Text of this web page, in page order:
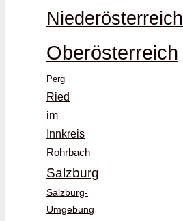
Niederösterreich
Oberösterreich
Perg
Ried
im
Innkreis
Rohrbach
Salzburg
Salzburg-
Umgebung